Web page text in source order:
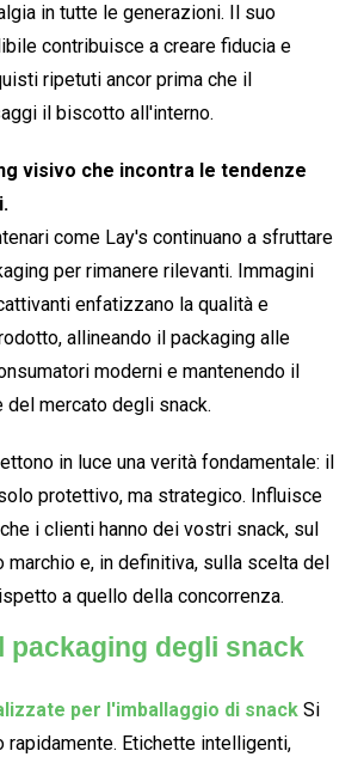
in tutte le generazioni. Il suo
contribuisce a creare fiducia e
ripetuti ancor prima che il
il biscotto all'interno.
visivo che incontra le tendenze
come Lay's continuano a sfruttare
per rimanere rilevanti. Immagini
enfatizzano la qualità e
allineando il packaging alle
moderni e mantenendo il
del mercato degli snack.
in luce una verità fondamentale: il
protettivo, ma strategico. Influisce
i clienti hanno dei vostri snack, sul
e, in definitiva, sulla scelta del
a quello della concorrenza.
packaging degli snack
per l'imballaggio di snackSi
rapidamente. Etichette intelligenti,